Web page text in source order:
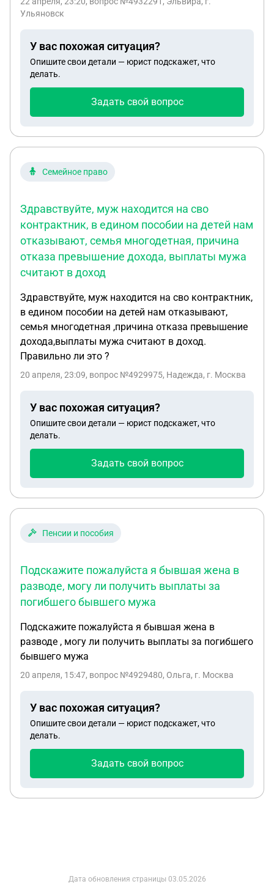
претендовал на наследство?
Ульяновск
У вас похожая ситуация?
Опишите свои детали — юрист подскажет, что
делать.
Задать свой вопрос
Семейное право
Здравствуйте, муж находится на сво
контрактник, в едином пособии на детей нам
отказывают, семья многодетная, причина
отказа превышение дохода, выплаты мужа
считают в доход
Здравствуйте, муж находится на сво контрактник,
в едином пособии на детей нам отказывают,
семья многодетная ,причина отказа превышение
дохода,выплаты мужа считают в доход.
Правильно ли это ?
20 апреля, 23:09, вопрос №4929975, Надежда, г. Москва
У вас похожая ситуация?
Опишите свои детали — юрист подскажет, что
делать.
Задать свой вопрос
Пенсии и пособия
Подскажите пожалуйста я бывшая жена в
разводе, могу ли получить выплаты за
погибшего бывшего мужа
Подскажите пожалуйста я бывшая жена в
разводе , могу ли получить выплаты за погибшего
бывшего мужа
20 апреля, 15:47, вопрос №4929480, Ольга, г. Москва
У вас похожая ситуация?
Опишите свои детали — юрист подскажет, что
делать.
Задать свой вопрос
Дата обновления страницы 03.05.2026